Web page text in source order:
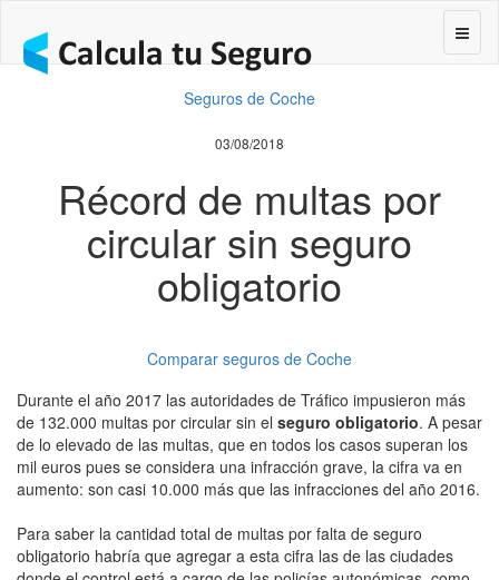
Seguros de Coche
03/08/2018
Récord de multas por
circular sin seguro
obligatorio
Comparar seguros de Coche
Durante el año 2017 las autoridades de Tráfico impusieron más
de 132.000 multas por circular sin el seguro obligatorio. A pesar
de lo elevado de las multas, que en todos los casos superan los
mil euros pues se considera una infracción grave, la cifra va en
aumento: son casi 10.000 más que las infracciones del año 2016.
Para saber la cantidad total de multas por falta de seguro
obligatorio habría que agregar a esta cifra las de las ciudades